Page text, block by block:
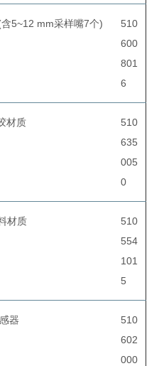
5~12 mm采样嘴7个)
510
600
801
6
材质
510
635
005
0
材质
510
554
101
5
器
510
602
000